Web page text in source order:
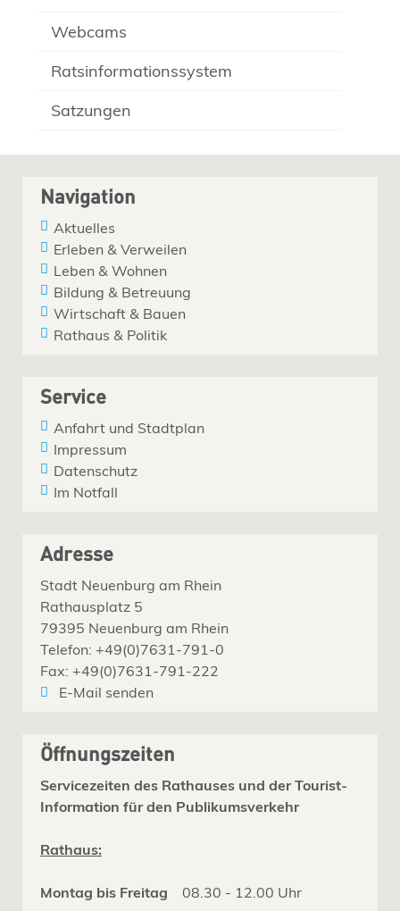
Webcams
Ratsinformationssystem
Satzungen
Navigation
Aktuelles
Erleben & Verweilen
Leben & Wohnen
Bildung & Betreuung
Wirtschaft & Bauen
Rathaus & Politik
Service
Anfahrt und Stadtplan
Impressum
Datenschutz
Im Notfall
Adresse
Stadt Neuenburg am Rhein
Rathausplatz 5
79395 Neuenburg am Rhein
Telefon: +49(0)7631-791-0
Fax: +49(0)7631-791-222
E-Mail senden
Öffnungszeiten
Servicezeiten des Rathauses und der Tourist-
Information für den Publikumsverkehr
Rathaus:
Montag bis Freitag 08.30 - 12.00 Uhr